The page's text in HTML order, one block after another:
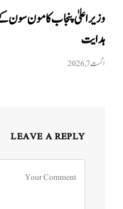
وزیراعلیٰ پنجاب کا مون سون
ہدایت
اگست 7, 2026
LEAVE A REPLY